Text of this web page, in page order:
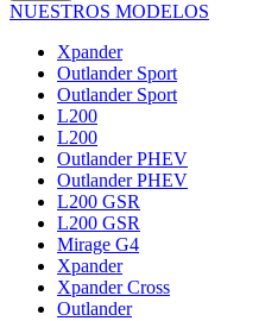
NUESTROS MODELOS
Xpander
Outlander Sport
Outlander Sport
L200
L200
Outlander PHEV
Outlander PHEV
L200 GSR
L200 GSR
Mirage G4
Xpander
Xpander Cross
Outlander